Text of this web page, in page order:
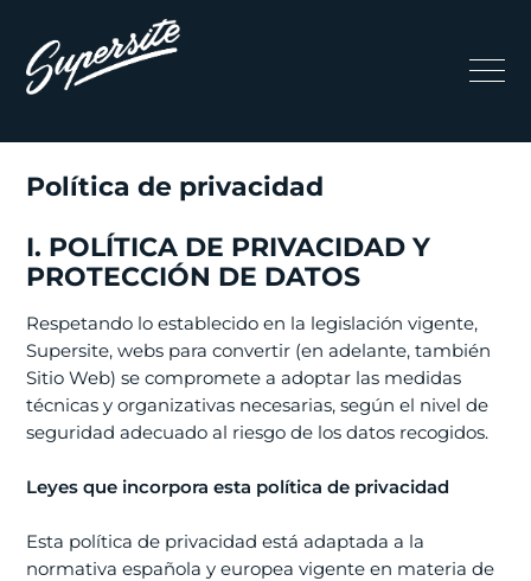
Política de privacidad
I. POLÍTICA DE PRIVACIDAD Y
PROTECCIÓN DE DATOS
Respetando lo establecido en la legislación vigente,
Supersite, webs para convertir (en adelante, también
Sitio Web) se compromete a adoptar las medidas
técnicas y organizativas necesarias, según el nivel de
seguridad adecuado al riesgo de los datos recogidos.
Leyes que incorpora esta política de privacidad
Esta política de privacidad está adaptada a la
normativa española y europea vigente en materia de